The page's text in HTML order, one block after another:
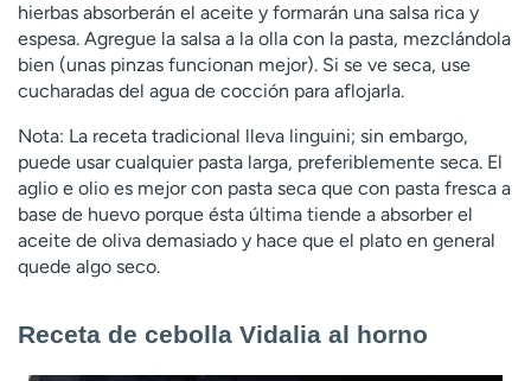
hierbas absorberán el aceite y formarán una salsa rica y
espesa. Agregue la salsa a la olla con la pasta, mezclándola
bien (unas pinzas funcionan mejor). Si se ve seca, use
cucharadas del agua de cocción para aflojarla.
Nota: La receta tradicional lleva linguini; sin embargo,
puede usar cualquier pasta larga, preferiblemente seca. El
aglio e olio es mejor con pasta seca que con pasta fresca a
base de huevo porque ésta última tiende a absorber el
aceite de oliva demasiado y hace que el plato en general
quede algo seco.
Receta de cebolla Vidalia al horno